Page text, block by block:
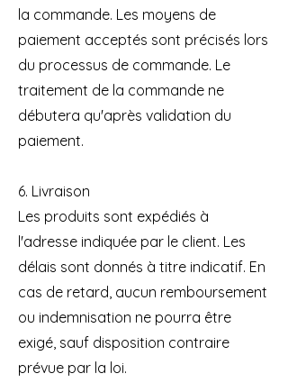
la commande. Les moyens de
paiement acceptés sont précisés lors
du processus de commande. Le
traitement de la commande ne
débutera qu'après validation du
paiement.
6. Livraison
Les produits sont expédiés à
l'adresse indiquée par le client. Les
délais sont donnés à titre indicatif. En
cas de retard, aucun remboursement
ou indemnisation ne pourra être
exigé, sauf disposition contraire
prévue par la loi.